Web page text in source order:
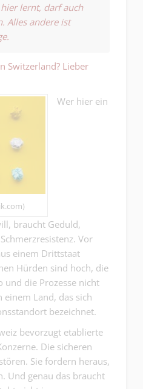
lernt, darf auch
Alles andere ist
Switzerland? Lieber
Wer hier ein
braucht Geduld,
Vor
einem Drittstaat
Hürden sind hoch, die
und die Prozesse nicht
Land, das sich
bezeichnet.
bevorzugt etablierte
Die sicheren
Sie fordern heraus,
Und genau das braucht